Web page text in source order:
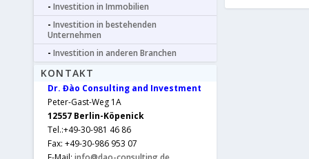
Investition in Immobilien
Investition in bestehenden
Unternehmen
Investition in anderen Branchen
KONTAKT
Dr. Đào Consulting and Investment
Peter-Gast-Weg 1A
12557 Berlin-Köpenick
Tel.:+49-30-981 46 86
Fax: +49-30-986 953 07